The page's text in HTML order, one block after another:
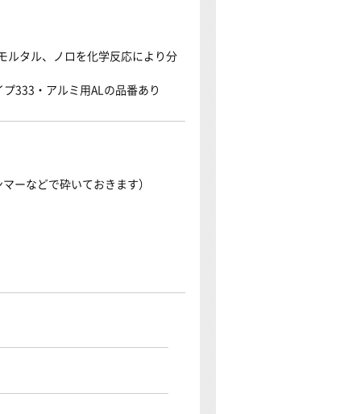
ルタル、ノロを化学反応により分
333・アルミ用ALの品番あり
ーなどで砕いておきます）